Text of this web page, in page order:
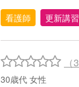
看護師 更新講
（
30歳代 女性